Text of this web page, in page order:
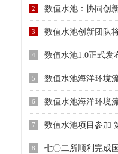
2
3
4 数值水池1.0正式发
5
6
7 数值水池项目参加
8